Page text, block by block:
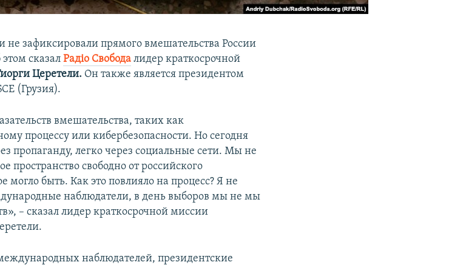
зафиксировали прямого вмешательства России
сказалРадіо Свобода лидер краткосрочной
Церетели. Он также является президентом
(Грузия).
вмешательства, таких как
процессу или кибербезопасности. Но сегодня
пропаганду, легко через социальные сети. Мы не
пространство свободно от российского
могло быть. Как это повлияло на процесс? Я не
наблюдатели, в день выборов мы не мы
– сказал лидер краткосрочной миссии
наблюдателей, президентские